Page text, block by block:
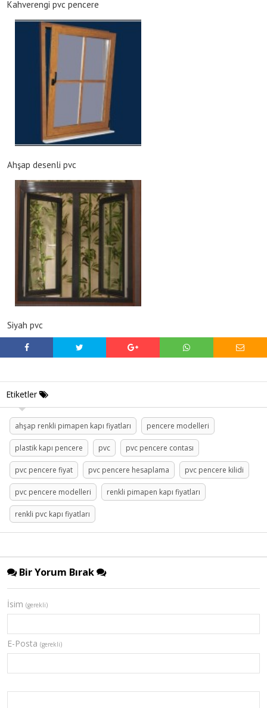
Kahverengi pvc pencere
Ahşap desenli pvc
Siyah pvc
Etiketler
ahşap renkli pimapen kapı fiyatları pencere modelleri
plastik kapı pencere pvc pvc pencere contası
pvc pencere fiyat pvc pencere hesaplama pvc pencere kilidi
pvc pencere modelleri renkli pimapen kapı fiyatları
renkli pvc kapı fiyatları
Bir Yorum Bırak
İsim (gerekli)
E-Posta (gerekli)